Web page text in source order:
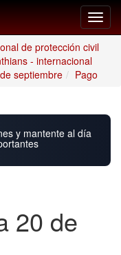
de protección civil
- internacional
septiembre Pago
y mantente al día
20 de